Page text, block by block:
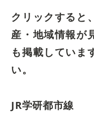
クリックすると
産・地域情報が
も掲載していま
い。
JR学研都市線